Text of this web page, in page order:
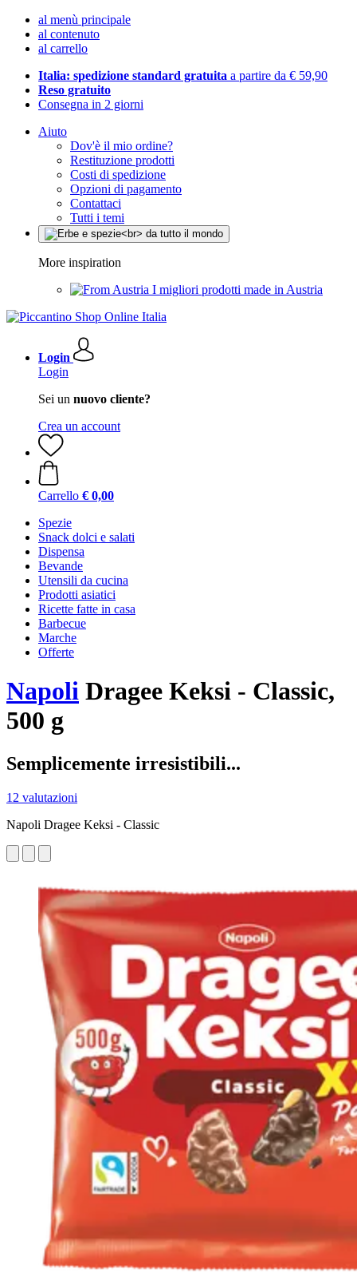
al menù principale
al contenuto
al carrello
Italia: spedizione standard gratuita a partire da € 59,90
Reso gratuito
Consegna in 2 giorni
Aiuto
Dov'è il mio ordine?
Restituzione prodotti
Costi di spedizione
Opzioni di pagamento
Contattaci
Tutti i temi
More inspiration
I migliori prodotti made in Austria
Login
Login
Sei un nuovo cliente?
Crea un account
Carrello € 0,00
Spezie
Snack dolci e salati
Dispensa
Bevande
Utensili da cucina
Prodotti asiatici
Ricette fatte in casa
Barbecue
Marche
Offerte
Napoli Dragee Keksi - Classic,
500 g
Semplicemente irresistibili...
12 valutazioni
Napoli Dragee Keksi - Classic